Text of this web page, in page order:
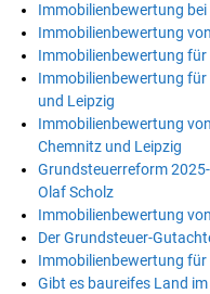
Immobilienbewertung
Immobilienbewertung
Immobilienbewertung
Immobilienbewertung
und Leipzig
Immobilienbewertung
Chemnitz und Leipzig
Grundsteuerreform
Olaf Scholz
Immobilienbewertung
Der Grundsteuer-
Immobilienbewertung
Gibt es baureifes Land